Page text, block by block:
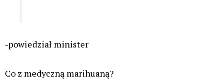
-powiedział minister
Co z medyczną marihuaną?